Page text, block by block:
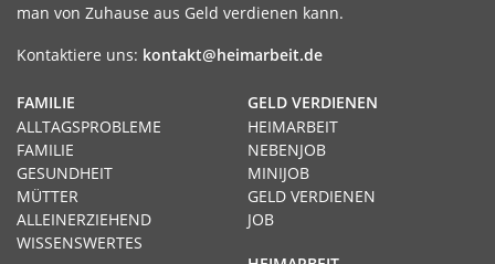
man von Zuhause aus Geld verdienen kann.
Kontaktiere uns: kontakt@heimarbeit.de
GELD VERDIENEN
HEIMARBEIT
NEBENJOB
MINIJOB
GELD VERDIENEN
JOB
FAMILIE
ALLTAGSPROBLEME
FAMILIE
GESUNDHEIT
MÜTTER
ALLEINERZIEHEND
WISSENSWERTES